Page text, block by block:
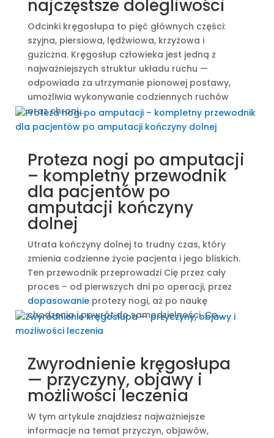
najczęstsze dolegliwości
Odcinki kręgosłupa to pięć głównych części:
szyjna, piersiowa, lędźwiowa, krzyżowa i
guziczna. Kręgosłup człowieka jest jedną z
najważniejszych struktur układu ruchu —
odpowiada za utrzymanie pionowej postawy,
umożliwia wykonywanie codziennych ruchów
oraz chroni...
Proteza nogi po amputacji
– kompletny przewodnik
dla pacjentów po
amputacji kończyny
dolnej
Utrata kończyny dolnej to trudny czas, który
zmienia codzienne życie pacjenta i jego bliskich.
Ten przewodnik przeprowadzi Cię przez cały
proces – od pierwszych dni po operacji, przez
dopasowanieprotezy nogi, aż po naukę
chodzenia i powrót do samodzielności. Co...
Zwyrodnienie kręgosłupa
— przyczyny, objawy i
możliwości leczenia
W tym artykule znajdziesz najważniejsze
informacje na temat przyczyn, objawów,